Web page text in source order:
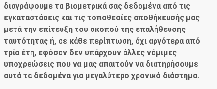
διαγράψουμε τα βιομετρικά σας δεδομένα από τις
εγκαταστάσεις και τις τοποθεσίες αποθήκευσής μας
μετά την επίτευξη του σκοπού της επαλήθευσης
ταυτότητας ή, σε κάθε περίπτωση, όχι αργότερα από
τρία έτη, εφόσον δεν υπάρχουν άλλες νόμιμες
υποχρεώσεις που να μας απαιτούν να διατηρήσουμε
αυτά τα δεδομένα για μεγαλύτερο χρονικό διάστημα.